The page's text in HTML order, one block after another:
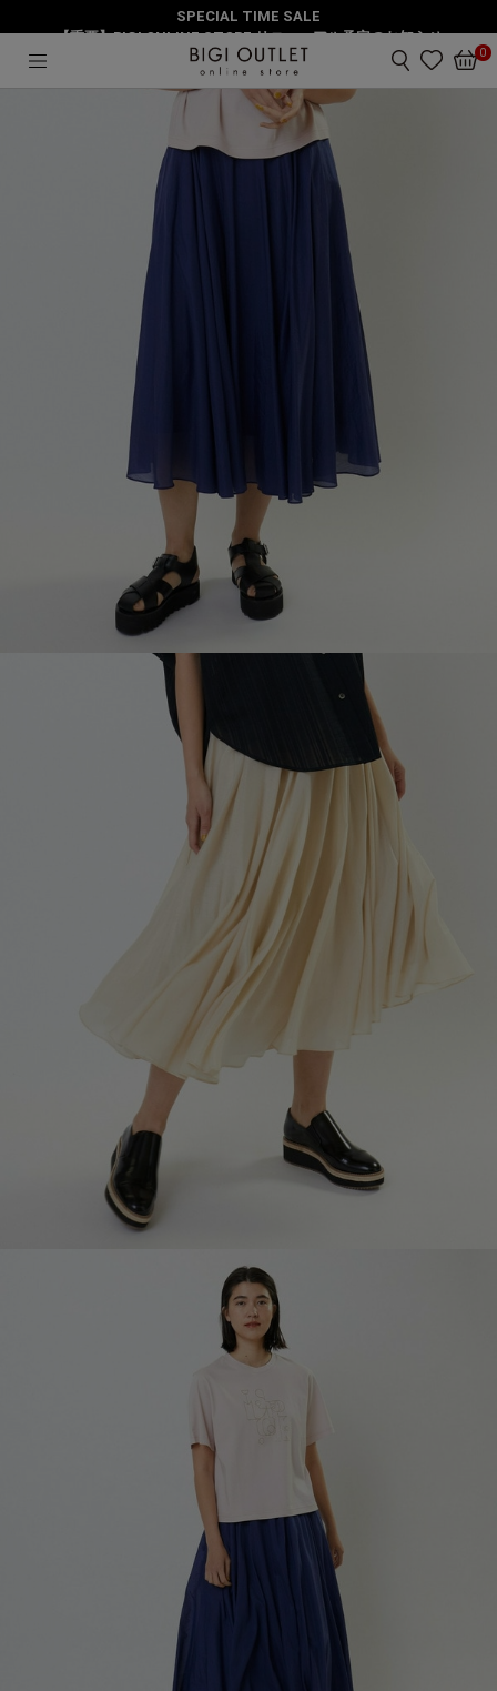
SPECIAL TIME SALE
【重要】BIGI ONLINE STORE リニューアル予定のお知らせ
0
スカート エアリーシルクコットンスカート